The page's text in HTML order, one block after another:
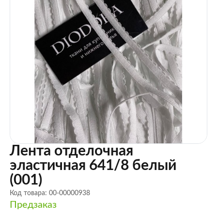
Лента отделочная
эластичная 641/8 белый
(001)
Код товара: 00-00000938
Предзаказ